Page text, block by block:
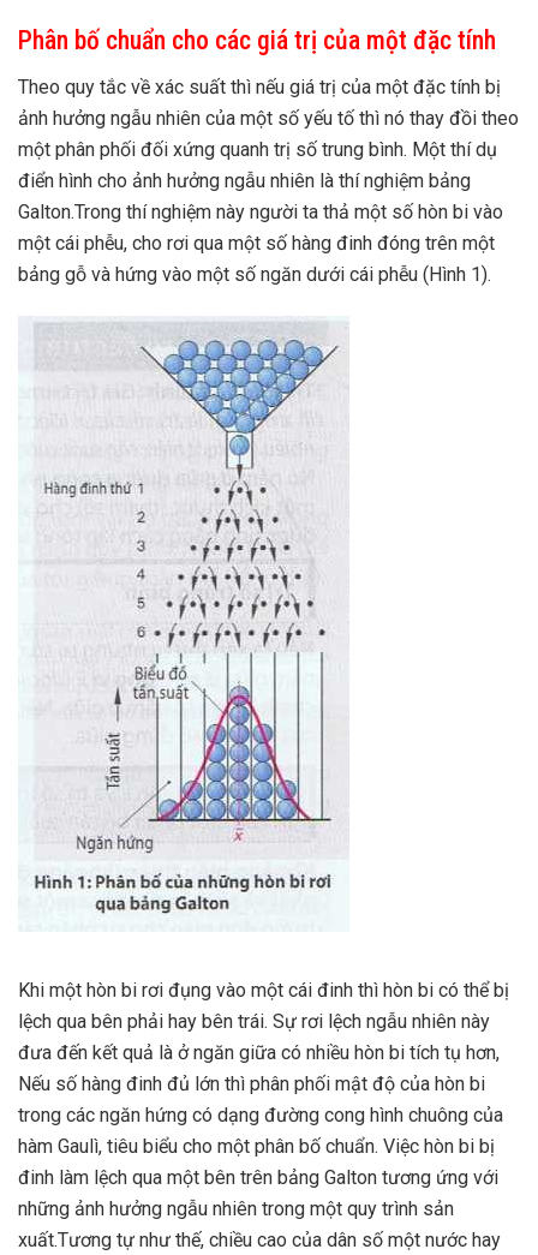
Phân bố chuẩn cho các giá trị của một đặc tính
Theo quy tắc về xác suất thì nếu giá trị của một đặc tính bị
ảnh hưởng ngẫu nhiên của một số yếu tố thì nó thay đồi theo
một phân phối đối xứng quanh trị số trung bình. Một thí dụ
điển hình cho ảnh hưởng ngẫu nhiên là thí nghiệm bảng
Galton.Trong thí nghiệm này người ta thả một số hòn bi vào
một cái phễu, cho rơi qua một số hàng đinh đóng trên một
bảng gỗ và hứng vào một số ngăn dưới cái phễu (Hình 1).
Khi một hòn bi rơi đụng vào một cái đinh thì hòn bi có thể bị
lệch qua bên phải hay bên trái. Sự rơi lệch ngẫu nhiên này
đưa đến kết quả là ở ngăn giữa có nhiều hòn bi tích tụ hơn,
Nếu số hàng đinh đủ lớn thì phân phối mật độ của hòn bi
trong các ngăn hứng có dạng đường cong hình chuông của
hàm Gaulì, tiêu biểu cho một phân bố chuẩn. Việc hòn bi bị
đinh làm lệch qua một bên trên bảng Galton tương ứng với
những ảnh hưởng ngẫu nhiên trong một quy trình sản
xuất.Tương tự như thế, chiều cao của dân số một nước hay